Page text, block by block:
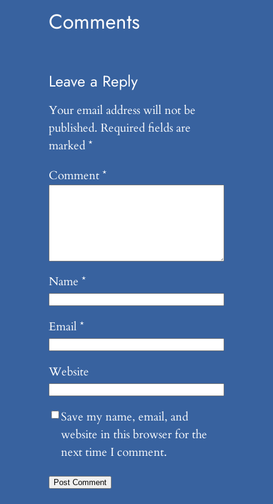
Comments
Leave a Reply
Your email address will not be
published. Required fields are
marked*
Comment*
Name *
Email*
Website
Save my name, email, and
website in this browser for the
next time I comment.